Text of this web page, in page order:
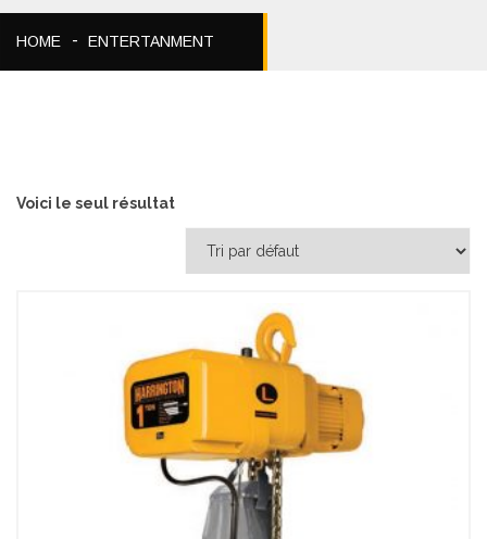
HOME ENTERTANMENT
Voici le seul résultat